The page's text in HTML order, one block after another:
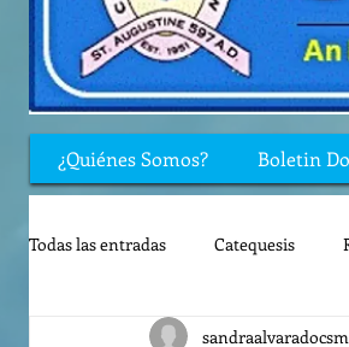
¿Quiénes Somos? Boletin
Todas las entradas Catequesis
Rincón de los niños Biblia
sandraalvaradocsm